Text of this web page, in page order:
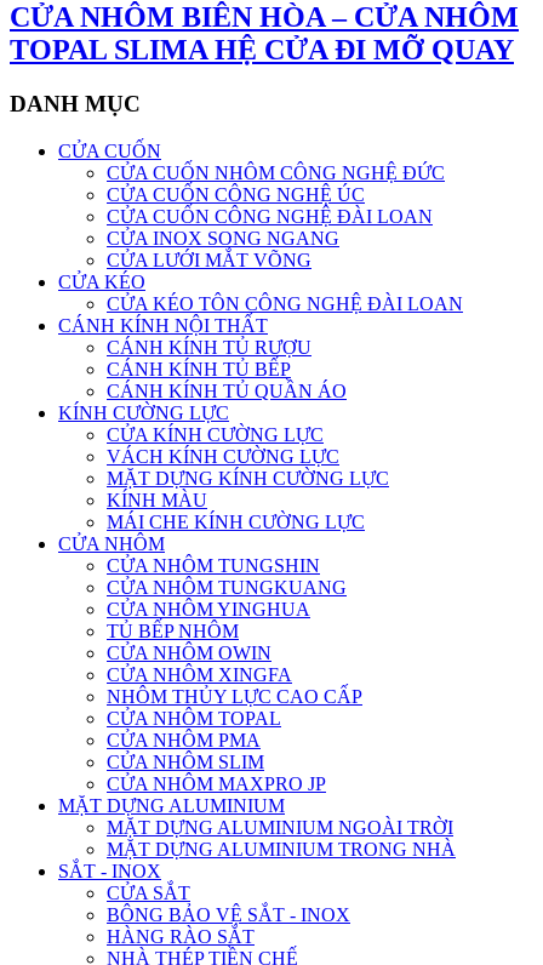
CỬA NHÔM BIÊN HÒA – CỬA NHÔM
TOPAL SLIMA HỆ CỬA ĐI MỠ QUAY
DANH MỤC
CỬA CUỐN
CỬA CUỐN NHÔM CÔNG NGHỆ ĐỨC
CỬA CUỐN CÔNG NGHỆ ÚC
CỬA CUỐN CÔNG NGHỆ ĐÀI LOAN
CỬA INOX SONG NGANG
CỬA LƯỚI MẮT VÕNG
CỬA KÉO
CỬA KÉO TÔN CÔNG NGHỆ ĐÀI LOAN
CÁNH KÍNH NỘI THẤT
CÁNH KÍNH TỦ RƯỢU
CÁNH KÍNH TỦ BẾP
CÁNH KÍNH TỦ QUẦN ÁO
KÍNH CƯỜNG LỰC
CỬA KÍNH CƯỜNG LỰC
VÁCH KÍNH CƯỜNG LỰC
MẶT DỰNG KÍNH CƯỜNG LỰC
KÍNH MÀU
MÁI CHE KÍNH CƯỜNG LỰC
CỬA NHÔM
CỬA NHÔM TUNGSHIN
CỬA NHÔM TUNGKUANG
CỬA NHÔM YINGHUA
TỦ BẾP NHÔM
CỬA NHÔM OWIN
CỬA NHÔM XINGFA
NHÔM THỦY LỰC CAO CẤP
CỬA NHÔM TOPAL
CỬA NHÔM PMA
CỬA NHÔM SLIM
CỬA NHÔM MAXPRO JP
MẶT DỰNG ALUMINIUM
MẶT DỰNG ALUMINIUM NGOÀI TRỜI
MẶT DỰNG ALUMINIUM TRONG NHÀ
SẮT - INOX
CỬA SẮT
BÔNG BẢO VỆ SẮT - INOX
HÀNG RÀO SẮT
NHÀ THÉP TIỀN CHẾ